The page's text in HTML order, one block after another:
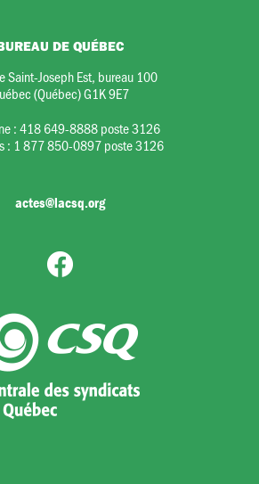
DE QUÉBEC
Saint-Joseph Est, bureau 100
(Québec) G1K 9E7
:418 649-8888 poste 3126
: 1 877 850-0897 poste 3126
actes@lacsq.org